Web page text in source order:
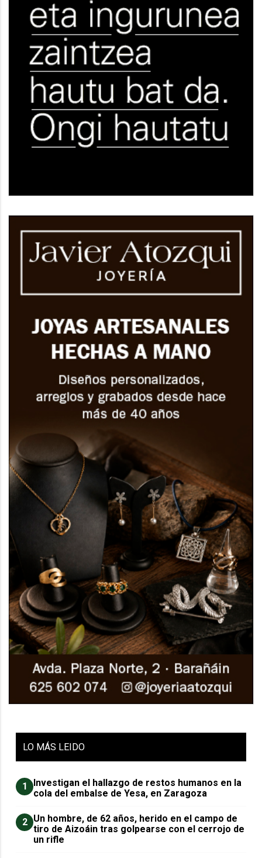
LO MÁS LEIDO
1
Investigan el hallazgo de restos humanos en la
cola del embalse de Yesa, en Zaragoza
2 Un hombre, de 62 años, herido en el campo de
tiro de Aizoáin tras golpearse con el cerrojo de
un rifle